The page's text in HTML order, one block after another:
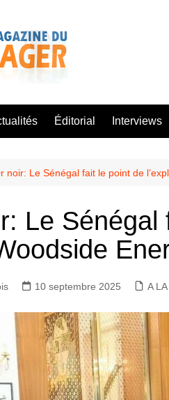
Éditorial Interviews
noir: Le Sénégal fait le point de
Le Sénégal
10 septembre 2025 A